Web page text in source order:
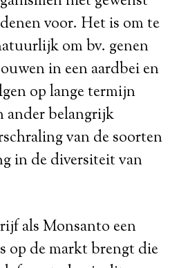
voor. Het is om te
om bv. genen
in een aardbei en
op lange termijn
ander belangrijk
van de soorten
in de diversiteit van
als Monsanto een
op de markt brengt die